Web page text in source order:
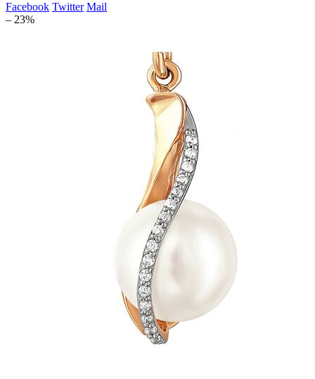
Facebook Twitter Mail
– 23%